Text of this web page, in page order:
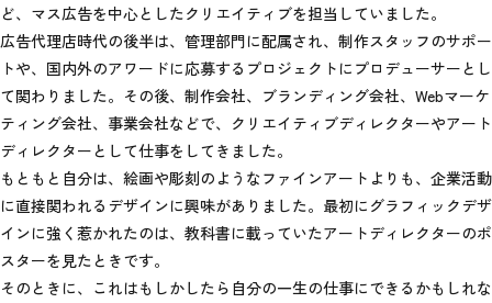
ど、マス広告を中心としたクリエイティブを担当していました。
広告代理店時代の後半は、管理部門に配属され、制作スタッフのサポー
トや、国内外のアワードに応募するプロジェクトにプロデューサーとし
て関わりました。その後、制作会社、ブランディング会社、Webマーケ
ティング会社、事業会社などで、クリエイティブディレクターやアート
ディレクターとして仕事をしてきました。
もともと自分は、絵画や彫刻のようなファインアートよりも、企業活動
に直接関われるデザインに興味がありました。最初にグラフィックデザ
インに強く惹かれたのは、教科書に載っていたアートディレクターのポ
スターを見たときです。
そのときに、これはもしかしたら自分の一生の仕事にできるかもしれな